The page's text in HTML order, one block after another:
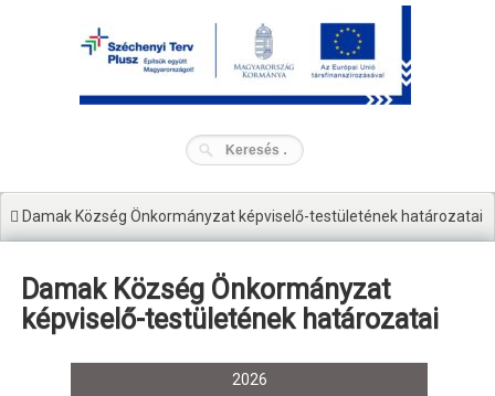
Damak Község Önkormányzat képviselő-testületének határozatai
Damak Község Önkormányzat
képviselő-testületének határozatai
2026